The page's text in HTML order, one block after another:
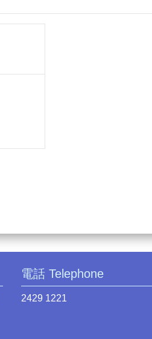
電話 Telephone
2429 1221